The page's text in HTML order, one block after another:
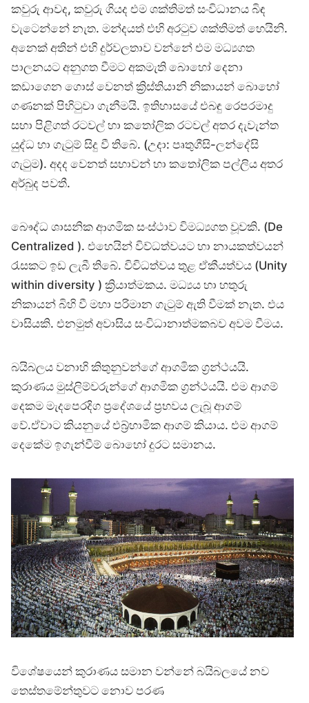
කවුරු ආවද, කවුරු ගියද එම ශක්තිමත් සංවිධානය බිඳ
වැටෙන්නේ නැත. මන්දයත් එහි අරටුව ශක්තිමත් හෙයිනි.
අනෙක් අතින් එහි දුර්වලතාව වන්නේ එම මධ්‍යගත
පාලනයට අනුගත වීමට අකමැති බොහෝ දෙනා
කඩාගෙන ගොස් වෙනත් ක්‍රිස්තියානි නිකායන් බොහෝ
ගණනක් පිහිටුවා ගැනීමයි. ඉතිහාසයේ එබඳු රෙපරමාදු
සභා පිළිගත් රටවල් හා කතෝලික රටවල් අතර දැවැන්ත
යුද්ධ හා ගැටුම් සිදු වී තිබේ. (උදා: පෘතුගීසි-ලන්දේසි
ගැටුම). අදද වෙනත් සභාවන් හා කතෝලික පල්ලිය අතර
අර්බුද පවතී.
බෞද්ධ ශාසනික ආගමික සංස්ථාව විමධ්‍යගත වූවකි. (De
Centralized ). එහෙයින් විව්ධත්වයට හා නායකත්වයන්
රැසකට ඉඩ ලැබී තිබේ. විවිධත්වය තුළ ඒකීයත්වය (Unity
within diversity ) ක්‍රියාත්මකය. මධ්‍යය හා හතුරු
නිකායන් බිහි වී මහා පරිමාන ගැටුම් ඇති වීමක් නැත. එය
වාසියකි. එනමුත් අවාසිය සංවිධානාත්මකබව අවම වීමය.
බයිබලය වනාහි කිතුනුවන්ගේ ආගමික ග්‍රන්ථයයි.
කුරාණය මුස්ලිම්වරුන්ගේ ආගමික ග්‍රන්ථයයි. එම ආගම්
දෙකම මැදපෙරදිග ප්‍රදේශයේ ප්‍රභවය ලැබූ ආගම්
වේ.ඒවාට කියනුයේ එබ්‍ර්හාමික ආගම් කියාය. එම ආගම්
දෙකේම ඉගැන්වීම් බොහෝ දුරට සමානය.
විශේෂයෙන් කුරාණය සමාන වන්නේ බයිබලයේ නව
තෙස්තමේන්තුවට නොව පරණ